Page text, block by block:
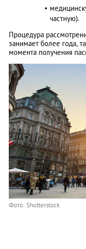
частную).
Процедура
занимает более года,
момента получения
Фото: Shutterstock